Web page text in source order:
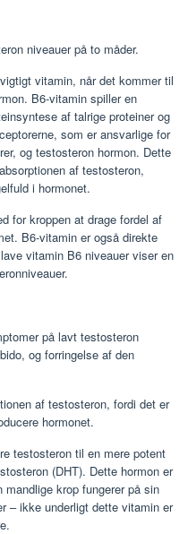
niveauer på to måder.
vitamin, når det kommer til
B6-vitamin spiller en
af talrige proteiner og
som er ansvarlige for
og testosteron hormon. Dette
af ​​testosteron,
i hormonet.
for kroppen at drage fordel af
B6-vitamin er også direkte
vitamin B6 niveauer viser en
på lavt testosteron
og forringelse af den
af ​​testosteron, fordi det er
hormonet.
testosteron til en mere potent
(DHT). Dette hormon er
krop fungerer på sin
– ikke underligt dette vitamin er